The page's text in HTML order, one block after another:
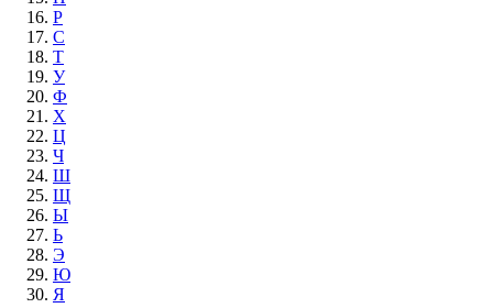
Р
С
Т
У
Ф
Х
Ц
Ч
Ш
Щ
Ы
Ь
Э
Ю
Я